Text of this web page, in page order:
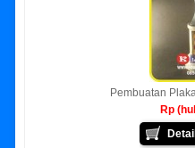
Pembuatan
Rp
Detail